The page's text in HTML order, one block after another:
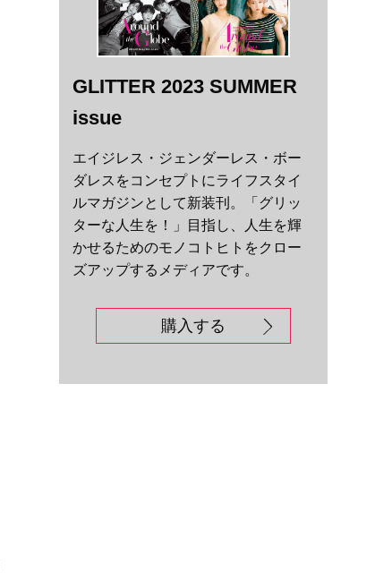
GLITTER 2023 SUMMER
issue
エイジレス・ジェンダーレス・ボー
ダレスをコンセプトにライフスタイ
ルマガジンとして新装刊。「グリッ
ターな人生を！」目指し、人生を輝
かせるためのモノコトヒトをクロー
ズアップするメディアです。
購入する